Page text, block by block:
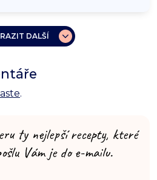
DALŠÍ
.
ty nejlepší recepty, které
Vám je do e-mailu.